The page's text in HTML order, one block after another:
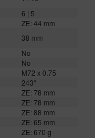
6 | 5
ZE: 44 mm
38 mm
No
No
M72 x 0.75
243°
ZE: 78 mm
ZE: 78 mm
ZE: 88 mm
ZE: 65 mm
ZE: 670 g